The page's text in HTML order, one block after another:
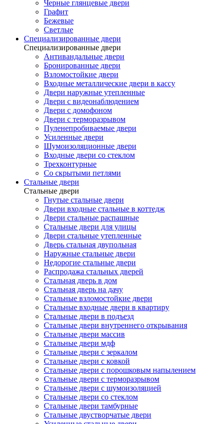
Черные глянцевые двери
Графит
Бежевые
Светлые
Специализированные двери
Специализированные двери
Антивандальные двери
Бронированные двери
Взломостойкие двери
Входные металлические двери в кассу
Двери наружные утепленные
Двери с видеонаблюдением
Двери с домофоном
Двери с терморазрывом
Пуленепробиваемые двери
Усиленные двери
Шумоизоляционные двери
Входные двери со стеклом
Трехконтурные
Со скрытыми петлями
Стальные двери
Стальные двери
Гнутые стальные двери
Двери входные стальные в коттедж
Двери стальные распашные
Стальные двери для улицы
Двери стальные утепленные
Дверь стальная двупольная
Наружные стальные двери
Недорогие стальные двери
Распродажа стальных дверей
Стальная дверь в дом
Стальная дверь на дачу
Стальные взломостойкие двери
Стальные входные двери в квартиру
Стальные двери в подъезд
Стальные двери внутреннего открывания
Стальные двери массив
Стальные двери мдф
Стальные двери с зеркалом
Стальные двери с ковкой
Стальные двери с порошковым напылением
Стальные двери с терморазрывом
Стальные двери с шумоизоляцией
Стальные двери со стеклом
Стальные двери тамбурные
Стальные двустворчатые двери